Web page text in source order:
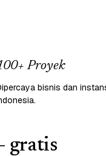
Proyek
bisnis dan
gratis